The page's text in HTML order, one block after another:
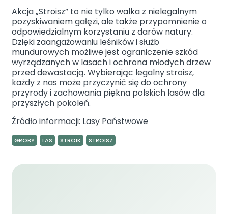
Akcja „Stroisz” to nie tylko walka z nielegalnym
pozyskiwaniem gałęzi, ale także przypomnienie o
odpowiedzialnym korzystaniu z darów natury.
Dzięki zaangażowaniu leśników i służb
mundurowych możliwe jest ograniczenie szkód
wyrządzanych w lasach i ochrona młodych drzew
przed dewastacją. Wybierając legalny stroisz,
każdy z nas może przyczynić się do ochrony
przyrody i zachowania piękna polskich lasów dla
przyszłych pokoleń.
Źródło informacji: Lasy Państwowe
GROBY LAS STROIK STROISZ